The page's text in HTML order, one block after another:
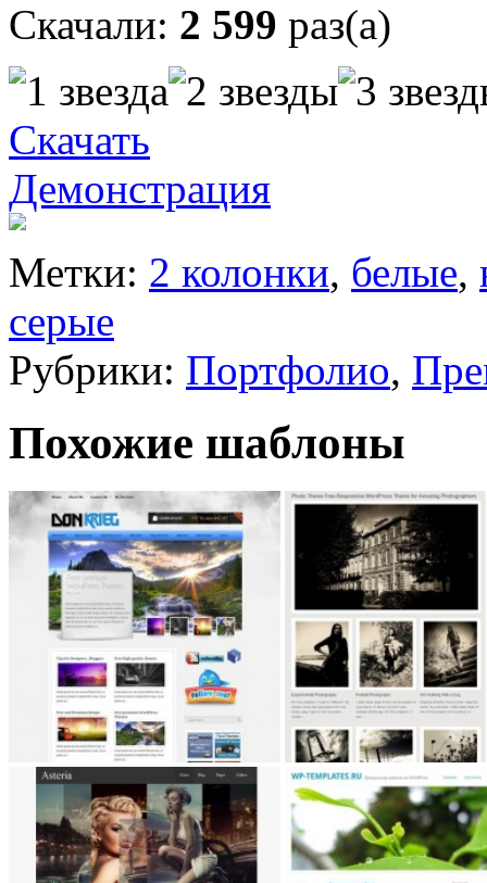
Скачали: 2 599 раз(а)
Скачать
Демонстрация
Метки: 2 колонки, белые,
серые
Рубрики: Портфолио,
Похожие шаблоны